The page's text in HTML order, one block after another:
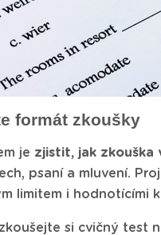
formát zkoušky
je zjistit, jak zkouška
psaní a mluvení.
limitem i hodnotícími
si cvičný test